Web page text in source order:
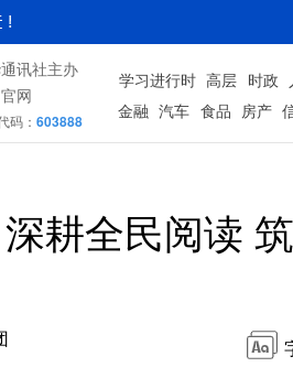
讯社主办
网
码： 603888
学习进行时 高层 时政
金融 汽车 食品 房产
深耕全民阅读